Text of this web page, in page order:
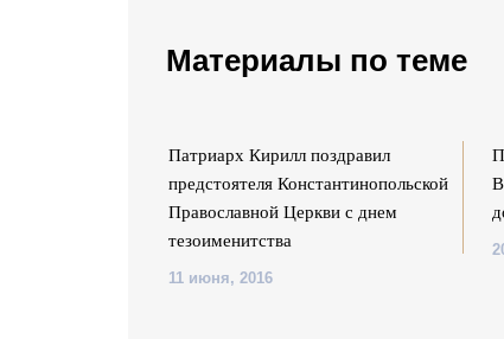
Материалы по теме
Патриарх Кирилл поздравил
предстоятеля Константинопольской
Православной Церкви с днем
тезоименитства
11 июня, 2016